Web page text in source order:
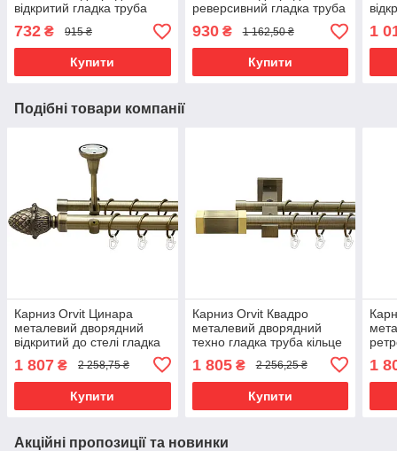
відкритий гладка труба
16\16 мм 160 см (00-
00014267)
732 ₴ 915 ₴
Купити
реверсивний гладка труба
19\19 мм 160 см (00-
00013396)
930₴ 1 162,50 ₴
Купити
160
1
Подібні товари компанії
Карниз Orvit Цинара
металевий дворядний
відкритий до стелі гладка
Антик 25\19 мм 300 см
(00-00024439)
1 807 ₴ 2 258,75 ₴
Купити
Карниз Orvit Квадро
металевий дворядний
техно гладка труба кільце
металеве Антик 25\19 мм
300 см (00-00025999)
1 805₴ 2 256,25 ₴
Купити
1
Акційні пропозиції та новинки